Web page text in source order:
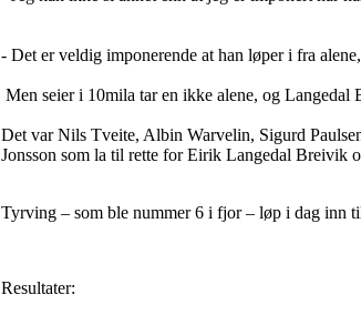
- Det er veldig imponerende at han løper i fra
Men seier i 10mila tar en ikke alene, og Langedal
Det var Nils Tveite, Albin Warvelin, Sigurd
Jonsson som la til rette for Eirik Langedal Breivik
Tyrving – som ble nummer 6 i fjor – løp i dag inn
Resultater: